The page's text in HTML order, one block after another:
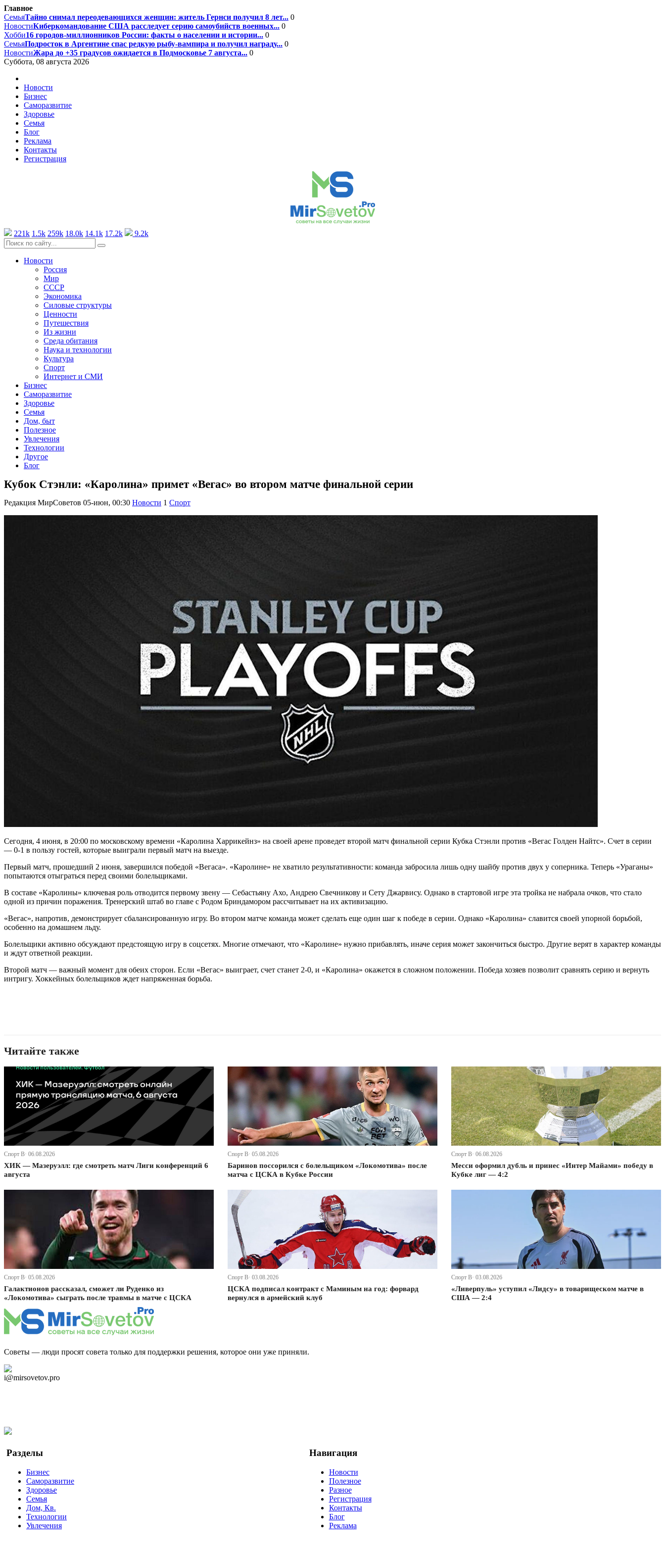
Главное
СемьяТайно снимал переодевающихся женщин: житель Гернси получил 8 лет... 0
НовостиКиберкомандование США расследует серию самоубийств военных... 0
Хобби16 городов-миллионников России: факты о населении и истории... 0
СемьяПодросток в Аргентине спас редкую рыбу-вампира и получил награду... 0
НовостиЖара до +35 градусов ожидается в Подмосковье 7 августа... 0
Суббота, 08 августа 2026
Новости
Бизнес
Саморазвитие
Здоровье
Семья
Блог
Реклама
Контакты
Регистрация
221k 1.5k 259k 18.0k 14.1k 17.2k 9.2k
Новости
Россия
Мир
СССР
Экономика
Силовые структуры
Ценности
Путешествия
Из жизни
Среда обитания
Наука и технологии
Культура
Спорт
Интернет и СМИ
Бизнес
Саморазвитие
Здоровье
Семья
Дом, быт
Полезное
Увлечения
Технологии
Другое
Блог
Кубок Стэнли: «Каролина» примет «Вегас» во втором матче финальной серии
Редакция МирСоветов 05-июн, 00:30 Новости 1 Спорт
Сегодня, 4 июня, в 20:00 по московскому времени «Каролина Харрикейнз» на своей арене проведет второй матч финальной серии Кубка Стэнли против «Вегас Голден Найтс». Счет в серии
— 0-1 в пользу гостей, которые выиграли первый матч на выезде.
Первый матч, прошедший 2 июня, завершился победой «Вегаса». «Каролине» не хватило результативности: команда забросила лишь одну шайбу против двух у соперника. Теперь «Ураганы»
попытаются отыграться перед своими болельщиками.
В составе «Каролины» ключевая роль отводится первому звену — Себастьяну Ахо, Андрею Свечникову и Сету Джарвису. Однако в стартовой игре эта тройка не набрала очков, что стало
одной из причин поражения. Тренерский штаб во главе с Родом Бриндамором рассчитывает на их активизацию.
«Вегас», напротив, демонстрирует сбалансированную игру. Во втором матче команда может сделать еще один шаг к победе в серии. Однако «Каролина» славится своей упорной борьбой,
особенно на домашнем льду.
Болельщики активно обсуждают предстоящую игру в соцсетях. Многие отмечают, что «Каролине» нужно прибавлять, иначе серия может закончиться быстро. Другие верят в характер команды
и ждут ответной реакции.
Второй матч — важный момент для обеих сторон. Если «Вегас» выиграет, счет станет 2-0, и «Каролина» окажется в сложном положении. Победа хозяев позволит сравнять серию и вернуть
интригу. Хоккейных болельщиков ждет напряженная борьба.
Читайте также
Спорт В· 06.08.2026
ХИК — Мазеруэлл: где смотреть матч Лиги конференций 6
августа
Спорт В· 05.08.2026
Баринов поссорился с болельщиком «Локомотива» после
матча с ЦСКА в Кубке России
Спорт В· 06.08.2026
Месси оформил дубль и принес «Интер Майами» победу в
Кубке лиг — 4:2
Спорт В· 05.08.2026
Галактионов рассказал, сможет ли Руденко из
«Локомотива» сыграть после травмы в матче с ЦСКА
Спорт В· 03.08.2026
ЦСКА подписал контракт с Маминым на год: форвард
вернулся в армейский клуб
Спорт В· 03.08.2026
«Ливерпуль» уступил «Лидсу» в товарищеском матче в
США — 2:4
Советы — люди просят совета только для поддержки решения, которое они уже приняли.
i@mirsovetov.pro
Разделы
Бизнес
Саморазвитие
Здоровье
Семья
Дом, Кв.
Технологии
Увлечения
Навигация
Новости
Полезное
Разное
Регистрация
Контакты
Блог
Реклама